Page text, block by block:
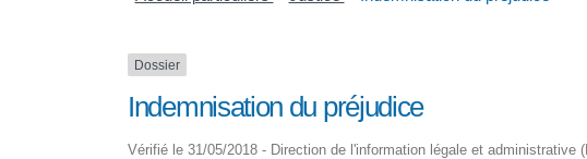
Dossier
Indemnisation du préjudice
Vérifié le 31/05/2018 - Direction de l'information légale et